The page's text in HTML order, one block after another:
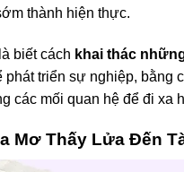
thành hiện thực.
biết cách khai thác
phát triển sự nghiệp, bằng
các mối quan hệ để đi xa
Mơ Thấy Lửa Đến